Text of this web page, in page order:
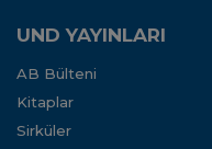
UND YAYINLARI
AB Bülteni
Kitaplar
Sirküler